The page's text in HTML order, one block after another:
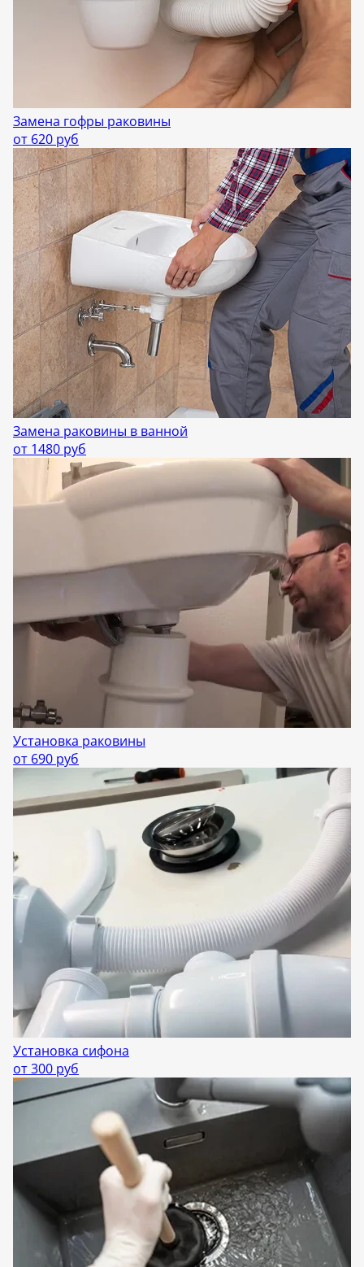
Замена гофры раковины
от 620 руб
Замена раковины в ванной
от 1480 руб
Установка раковины
от 690 руб
Установка сифона
от 300 руб